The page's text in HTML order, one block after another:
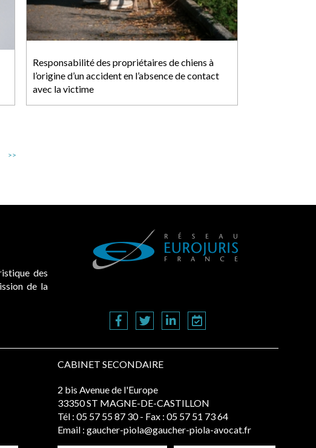
Responsabilité des propriétaires de chiens à
l’origine d’un accident en l’absence de contact
avec la victime
>>
des
de la
CABINET SECONDAIRE
2 bis Avenue de l'Europe
33350 ST MAGNE-DE-CASTILLON
Tél : 05 57 55 87 30 - Fax : 05 57 51 73 64
Email : gaucher-piola@gaucher-piola-avocat.fr